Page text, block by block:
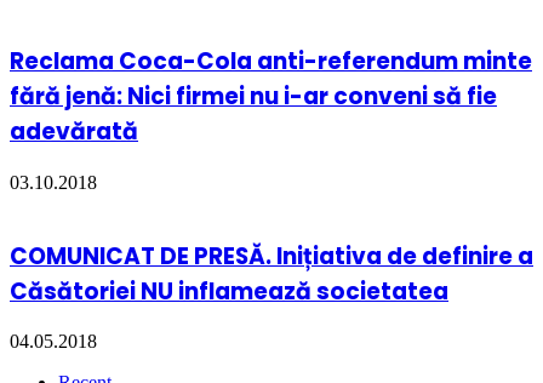
Reclama Coca-Cola anti-referendum minte
fără jenă: Nici firmei nu i-ar conveni să fie
adevărată
03.10.2018
COMUNICAT DE PRESĂ. Inițiativa de definire a
Căsătoriei NU inflamează societatea
04.05.2018